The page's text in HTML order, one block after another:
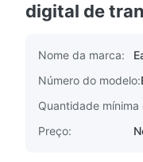
digital de
Nome da marca:
Número do modelo:
Quantidade
Preço: